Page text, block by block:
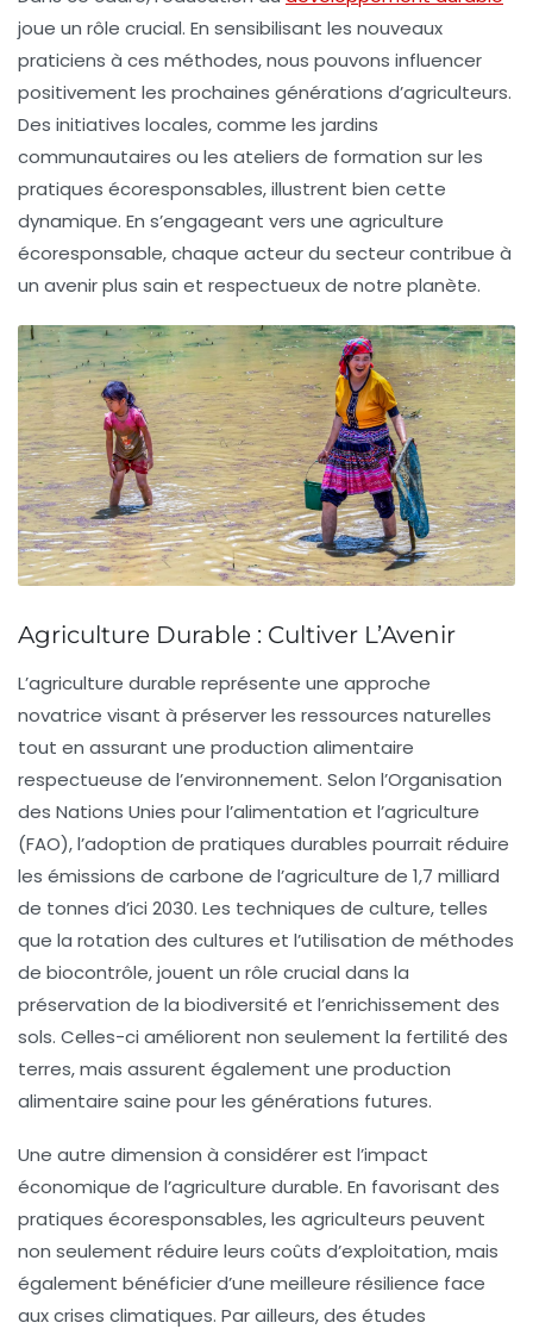
joue un rôle crucial. En sensibilisant les nouveaux
praticiens à ces méthodes, nous pouvons influencer
positivement les prochaines générations d’agriculteurs.
Des initiatives locales, comme les jardins
communautaires ou les ateliers de formation sur les
pratiques écoresponsables, illustrent bien cette
dynamique. En s’engageant vers une agriculture
écoresponsable, chaque acteur du secteur contribue à
un avenir plus sain et respectueux de notre planète.
Agriculture Durable : Cultiver L’Avenir
L’agriculture durable représente une approche
novatrice visant à préserver les ressources naturelles
tout en assurant une production alimentaire
respectueuse de l’environnement. Selon l’Organisation
des Nations Unies pour l’alimentation et l’agriculture
(FAO), l’adoption de pratiques durables pourrait réduire
les émissions de carbone de l’agriculture de 1,7 milliard
de tonnes d’ici 2030. Les techniques de culture, telles
que la rotation des cultures et l’utilisation de méthodes
de biocontrôle, jouent un rôle crucial dans la
préservation de la biodiversité et l’enrichissement des
sols. Celles-ci améliorent non seulement la fertilité des
terres, mais assurent également une production
alimentaire saine pour les générations futures.
Une autre dimension à considérer est l’impact
économique de l’agriculture durable. En favorisant des
pratiques écoresponsables, les agriculteurs peuvent
non seulement réduire leurs coûts d’exploitation, mais
également bénéficier d’une meilleure résilience face
aux crises climatiques. Par ailleurs, des études